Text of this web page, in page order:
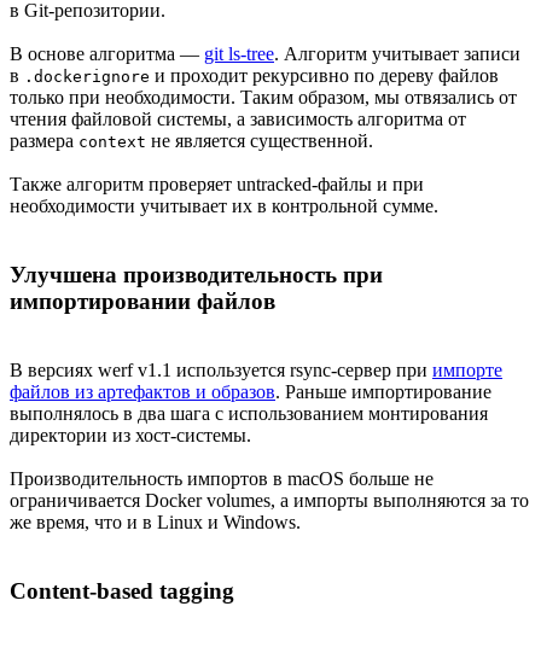
в Git-репозитории.
В основе алгоритма — git ls-tree. Алгоритм учитывает записи
в .dockerignore и проходит рекурсивно по дереву файлов
только при необходимости. Таким образом, мы отвязались от
чтения файловой системы, а зависимость алгоритма от
размера context не является существенной.
Также алгоритм проверяет untracked-файлы и при
необходимости учитывает их в контрольной сумме.
Улучшена производительность при
импортировании файлов
В версиях werf v1.1 используется rsync-сервер при импорте
файлов из артефактов и образов. Раньше импортирование
выполнялось в два шага с использованием монтирования
директории из хост-системы.
Производительность импортов в macOS больше не
ограничивается Docker volumes, а импорты выполняются за то
же время, что и в Linux и Windows.
Content-based tagging